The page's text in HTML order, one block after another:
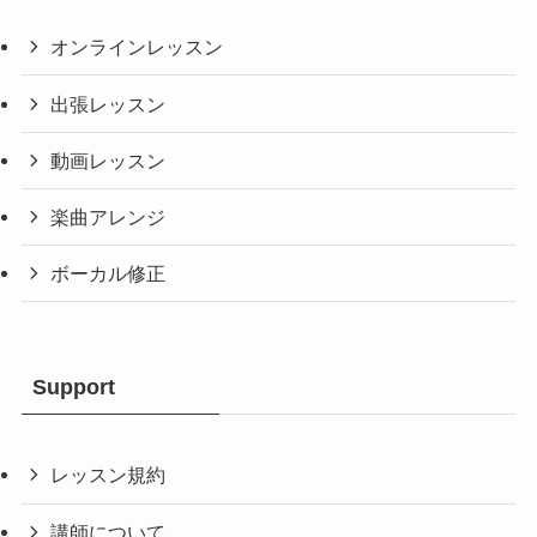
オンラインレッスン
出張レッスン
動画レッスン
楽曲アレンジ
ボーカル修正
Support
レッスン規約
講師について